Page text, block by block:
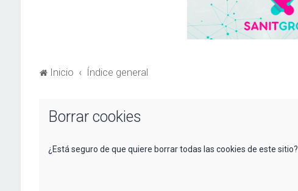
Inicio Índice general
Borrar cookies
¿Está seguro de que quiere borrar todas las cookies de este sitio?